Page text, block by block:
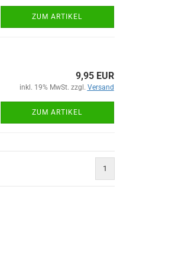
ZUM ARTIKEL
9,95 EUR
inkl. 19% MwSt. zzgl. Versand
ZUM ARTIKEL
1